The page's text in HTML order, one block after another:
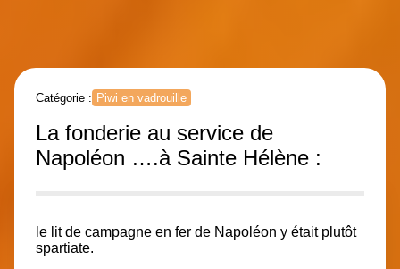
Catégorie : Piwi en vadrouille
La fonderie au service de
Napoléon ….à Sainte Hélène :
le lit de campagne en fer de Napoléon y était plutôt
spartiate.